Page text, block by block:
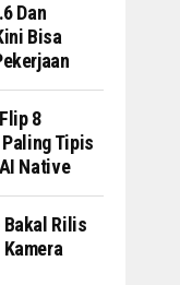
Dan
Bisa
8
Tipis
Native
Bakal Rilis